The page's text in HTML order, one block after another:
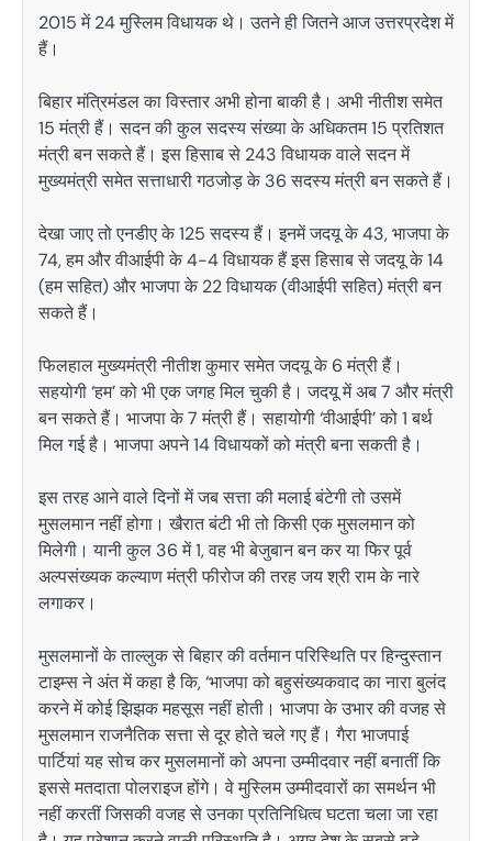
2015 में 24 मुस्लिम विधायक थे। उतने ही जितने आज उत्तरप्रदेश में
हैं।
बिहार मंत्रिमंडल का विस्तार अभी होना बाकी है। अभी नीतीश समेत
15 मंत्री हैं। सदन की कुल सदस्य संख्या के अधिकतम 15 प्रतिशत
मंत्री बन सकते हैं। इस हिसाब से 243 विधायक वाले सदन में
मुख्यमंत्री समेत सत्ताधारी गठजोड़ के 36 सदस्य मंत्री बन सकते हैं।
देखा जाए तो एनडीए के 125 सदस्य हैं। इनमें जदयू के 43, भाजपा के
74, हम और वीआईपी के 4-4 विधायक हैं इस हिसाब से जदयू के 14
(हम सहित) और भाजपा के 22 विधायक (वीआईपी सहित) मंत्री बन
सकते हैं।
फिलहाल मुख्यमंत्री नीतीश कुमार समेत जदयू के 6 मंत्री हैं।
सहयोगी ‘हम’ को भी एक जगह मिल चुकी है। जदयू में अब 7 और मंत्री
बन सकते हैं। भाजपा के 7 मंत्री हैं। सहायोगी ‘वीआईपी’ को 1 बर्थ
मिल गई है। भाजपा अपने 14 विधायकों को मंत्री बना सकती है।
इस तरह आने वाले दिनों में जब सत्ता की मलाई बंटेगी तो उसमें
मुसलमान नहीं होगा। खैरात बंटी भी तो किसी एक मुसलमान को
मिलेगी। यानी कुल 36 में 1, वह भी बेजुबान बन कर या फिर पूर्व
अल्पसंख्यक कल्याण मंत्री फीरोज की तरह जय श्री राम के नारे
लगाकर।
मुसलमानों के ताल्लुक से बिहार की वर्तमान परिस्थिति पर हिन्दुस्तान
टाइम्स ने अंत में कहा है कि, ‘भाजपा को बहुसंख्यकवाद का नारा बुलंद
करने में कोई झिझक महसूस नहीं होती। भाजपा के उभार की वजह से
मुसलमान राजनैतिक सत्ता से दूर होते चले गए हैं। गैरा भाजपाई
पार्टियां यह सोच कर मुसलमानों को अपना उम्मीदवार नहीं बनातीं कि
इससे मतदाता पोलराइज होंगे। वे मुस्लिम उम्मीदवारों का समर्थन भी
नहीं करतीं जिसकी वजह से उनका प्रतिनिधित्व घटता चला जा रहा